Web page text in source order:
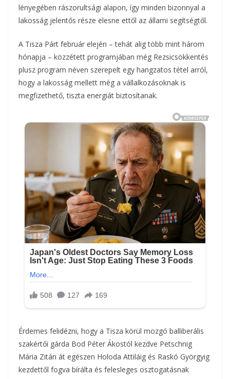
lényegében rászorultsági alapon, így minden bizonnyal a
lakosság jelentős része elesne ettől az állami segítségtől.
A Tisza Párt február elején – tehát alig több mint három
hónapja – közzétett programjában még Rezsicsökkentés
plusz program néven szerepelt egy hangzatos tétel arról,
hogy a lakosság mellett még a vállalkozásoknak is
megfizethető, tiszta energiát biztosítanak.
Érdemes felidézni, hogy a Tisza körül mozgó balliberális
szakértői gárda Bod Péter Ákostól kezdve Petschnig
Mária Zitán át egészen Holoda Attiláig és Raskó Györgyig
kezdettől fogva bírálta és felesleges osztogatásnak